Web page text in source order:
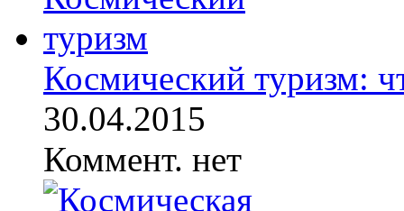
Космический туризм:
30.04.2015
Коммент. нет